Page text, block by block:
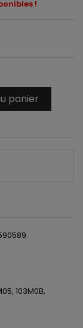
!
panier
103M0B,